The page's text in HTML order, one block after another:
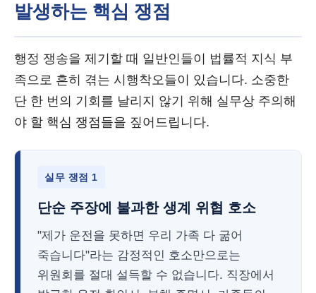
발생하는 핵심 쟁점
행정 쟁송을 제기할 때 일반인들이 법률적 지식 부
족으로 흔히 겪는 시행착오들이 있습니다. 소중한
단 한 번의 기회를 날리지 않기 위해 실무상 주의해
야 할 핵심 쟁점들을 짚어드립니다.
실무 쟁점 1
단순 주장에 불과한 생계 위협 호소
"제가 운전을 못하면 우리 가족 다 굶어
죽습니다"라는 감정적인 호소만으로는
위원회를 절대 설득할 수 없습니다. 직장에서